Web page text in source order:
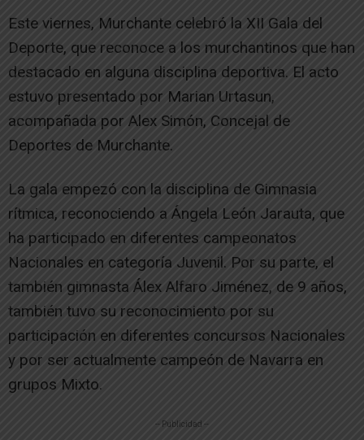
Este viernes, Murchante celebró la XII Gala del
Deporte, que reconoce a los murchantinos que han
destacado en alguna disciplina deportiva. El acto
estuvo presentado por Marian Urtasun,
acompañada por Alex Simón, Concejal de
Deportes de Murchante.
La gala empezó con la disciplina de Gimnasia
rítmica, reconociendo a Ángela León Jarauta, que
ha participado en diferentes campeonatos
Nacionales en categoría Juvenil. Por su parte, el
también gimnasta Álex Alfaro Jiménez, de 9 años,
también tuvo su reconocimiento por su
participación en diferentes concursos Nacionales
y por ser actualmente campeón de Navarra en
grupos Mixto.
-- Publicidad --